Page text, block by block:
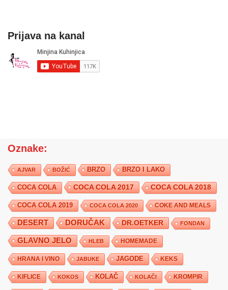
Prijava na kanal
Oznake:
AJVAR BOŽIĆ BRZO BRZO I LAKO
COCA COLA COCA COLA 2017 COCA COLA 2018
COCA COLA 2019 COCA COLA 2020 COKE AND MEALS
DESERT DORUČAK DR.OETKER FONDAN
GLAVNO JELO HLEB HOMEMADE
HRANA I VINO JABUKE JAGODE KEKS
KIFLICE KOKOS KOLAČ KOLAČI KROMPIR